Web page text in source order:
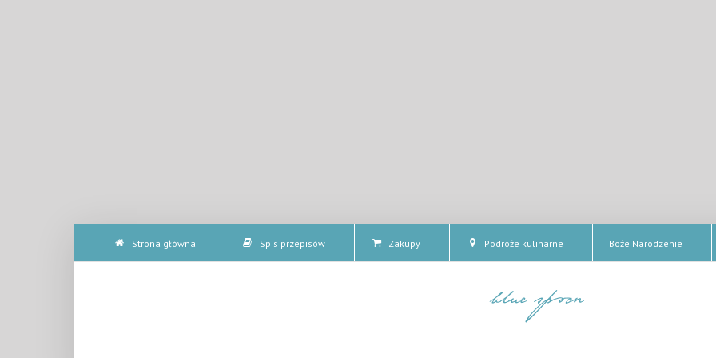
Strona główna Spis przepisów Zakupy Podróże kulinarne Boże Narodzenie